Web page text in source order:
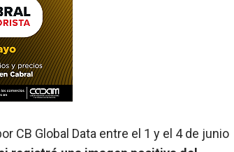
CB Global Data entre el 1 y el 4 de junio